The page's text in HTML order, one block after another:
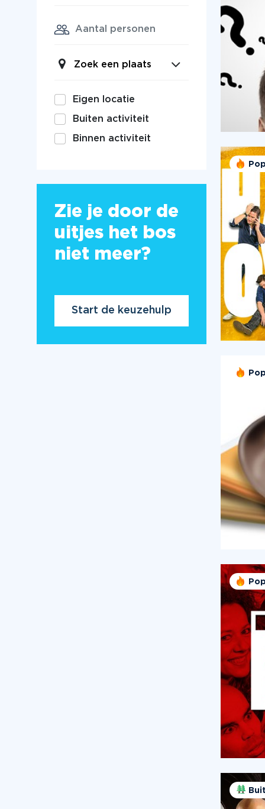
Zoek een plaats
Eigen locatie
Buiten activiteit
Binnen activiteit
Zie je door de
uitjes het bos
niet meer?
Start de keuzehulp